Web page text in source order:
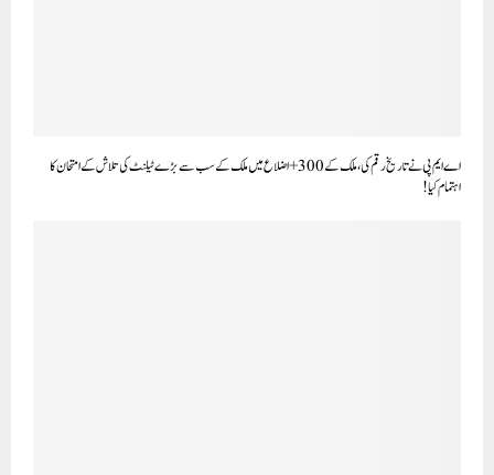
اے ایم پی نے تاریخ رقم کی، ملک کے 300+ اضلاع میں ملک کے سب سے بڑے ٹیلنٹ کی تلاش کے امتحان کا
اہتمام کیا!